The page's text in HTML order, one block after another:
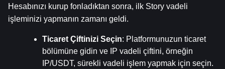
Hesabınızı kurup fonladıktan sonra, ilk Story vadeli
işleminizi yapmanın zamanı geldi.
Ticaret Çiftinizi Seçin: Platformunuzun ticaret
bölümüne gidin ve IP vadeli çiftini, örneğin
IP/USDT, sürekli vadeli işlem yapmak için seçin.